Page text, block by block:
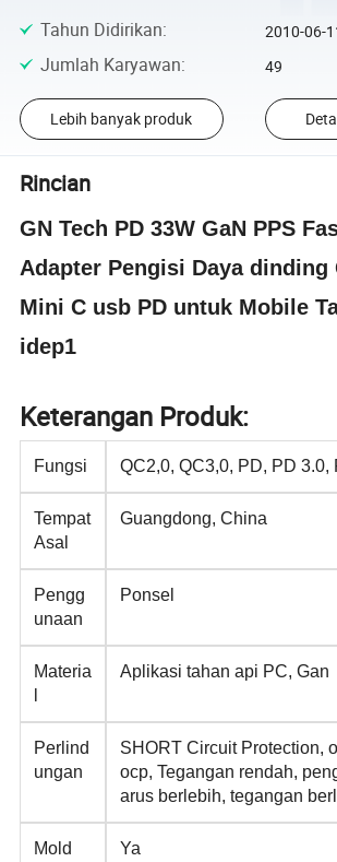
Tahun Didirikan: 2010-06-
Jumlah Karyawan: 49
Lebih banyak produk
Rincian
GN Tech PD 33W GaN PPS
Adapter Pengisi Daya dinding
Mini C usb PD untuk Mobile
idep1
Keterangan Produk:
Fungsi QC2,0, QC3,0, PD, PD 3.0,
Tempat
Asal
Guangdong, China
Pengg
unaan
Ponsel
Materia
Aplikasi tahan api PC, Gan
Perlind
ungan
SHORT Circuit Protection,
ocp, Tegangan rendah,
arus berlebih, tegangan
Mold
Ya